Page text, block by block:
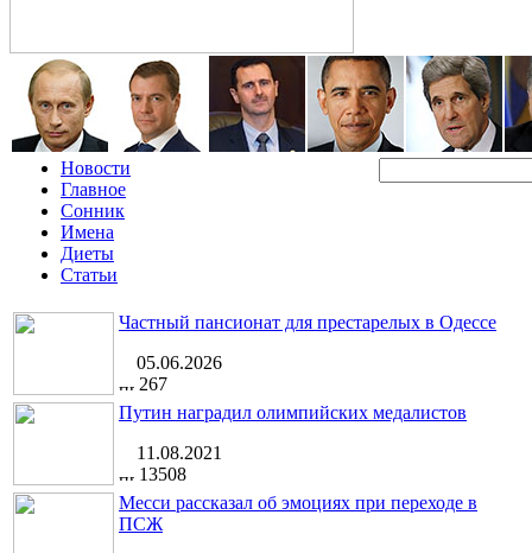
Новости
Главное
Сонник
Имена
Диеты
Статьи
Частный пансионат для престарелых в Одессе
05.06.2026
267
Путин наградил олимпийских медалистов
11.08.2021
13508
Месси рассказал об эмоциях при переходе в
ПСЖ